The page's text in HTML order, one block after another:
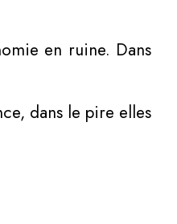
en ruine. Dans
dans le pire elles